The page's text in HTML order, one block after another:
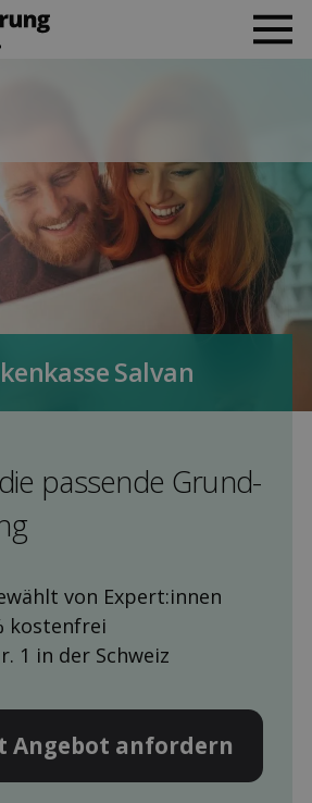
Salvan
pas­sende Grund­
von Expert:innen
kostenfrei
1 in der Schweiz
Angebot anfordern